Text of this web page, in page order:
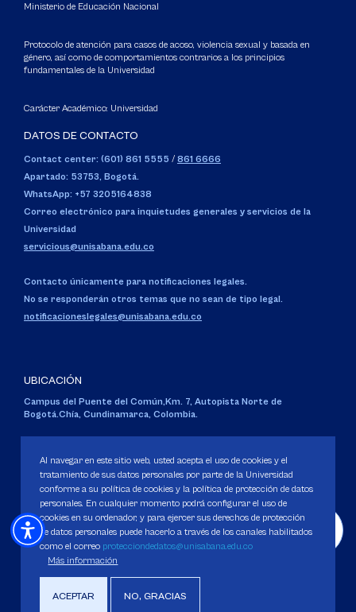
Ministerio de Educación Nacional
Protocolo de atención para casos de acoso, violencia sexual y basada en
género, así como de comportamientos contrarios a los principios
fundamentales de la Universidad
Carácter Académico: Universidad
DATOS DE CONTACTO
Contact center: (601) 861 5555 / 861 6666
Apartado: 53753, Bogotá.
WhatsApp: +57 3205164838
Correo electrónico para inquietudes generales y servicios de la
Universidad
servicious@unisabana.edu.co
Contacto únicamente para notificaciones legales.
No se responderán otros temas que no sean de tipo legal.
notificacioneslegales@unisabana.edu.co
UBICACIÓN
Campus del Puente del Común,Km. 7, Autopista Norte de
Bogotá.Chía, Cundinamarca, Colombia.
Personería Jurídica:Resolución 130 del 14 de enero de 1980.
Ministerio de Educación Nacional.
Política de Protección de datos
Derechos Pecuniarios
Al navegar en este sitio web, usted acepta el uso de cookies y el
tratamiento de sus datos personales por parte de la Universidad
conforme a su política de cookies y la política de protección de datos
personales. En cualquier momento podrá configurar el uso de
cookies en su ordenador, y para ejercer sus derechos de protección
de datos personales puede hacerlo a través de los canales habilitados
como el correo protecciondedatos@unisabana.edu.co
Más información
ACEPTAR NO, GRACIAS